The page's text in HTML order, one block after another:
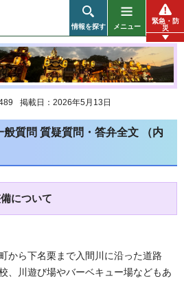
情報を探す メニュー
緊急・防
災
掲載日：2026年5月13日
質問 質疑質問・答弁全文 （内
について
から下名栗まで入間川に沿った道路
、川遊び場やバーベキュー場などもあ